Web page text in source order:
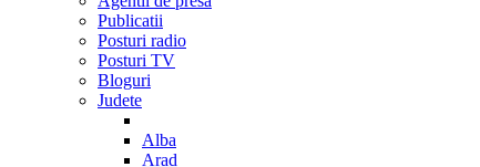
Publicatii
Posturi radio
Posturi TV
Bloguri
Judete
Alba
Arad